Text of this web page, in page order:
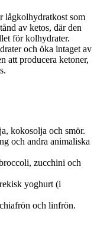
lågkolhydratkost som
av ketos, där den
för kolhydrater.
och öka intaget av
att producera ketoner,
kokosolja och smör.
och andra animaliska
zucchini och
yoghurt (i
och linfrön.